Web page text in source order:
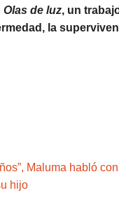
Olas de luz, un
la
Maluma habló
hijo